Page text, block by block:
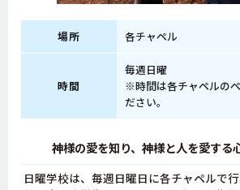
場所 各チャペル
時間
毎週日曜
※時間は各チャペルの
ださい。
神様の愛を知り、神様と人を愛する
日曜学校は、毎週日曜日に各チャペルで